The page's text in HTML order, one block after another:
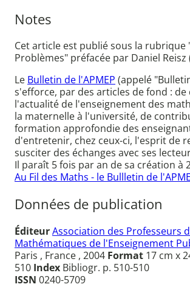
Notes
Cet article est publié sous la rubrique
Problèmes" préfacée par Daniel Reisz
Le Bulletin de l'APMEP (appelé
s'efforce, par des articles de fond :
l'actualité de l'enseignement des
la maternelle à l'université, de
formation approfondie des
d'entretenir, chez ceux-ci, l'esprit de
susciter des échanges avec ses
Il paraît 5 fois par an de sa création à
Au Fil des Maths - le Bullletin de
Données de publication
ÉditeurAssociation des Professeurs
Mathématiques de l'Enseignement
Paris , France , 2004 Format 17 cm x
510 Index Bibliogr. p. 510-510
ISSN 0240-5709